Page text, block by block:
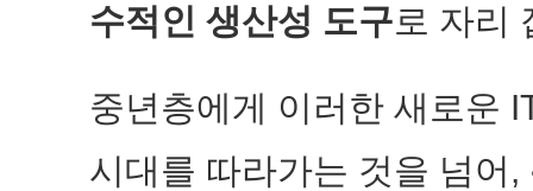
수적인 생산성 도구로 자리
중년층에게 이러한 새로운
시대를 따라가는 것을 넘어,